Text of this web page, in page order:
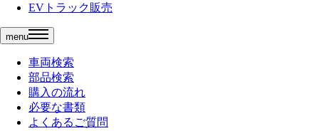
EVトラック販売
menu
車両検索
部品検索
購入の流れ
必要な書類
よくあるご質問